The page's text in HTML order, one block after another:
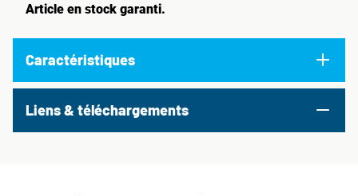
Article en stock garanti.
Caractéristiques
Liens & téléchargements